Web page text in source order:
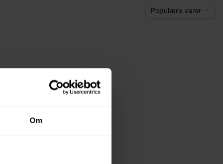
Om
Populære varer